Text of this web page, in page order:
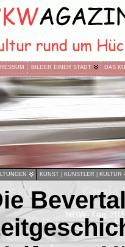
BILDER EINER STADT DAS
KUNST | KÜNSTLER | KULTUR